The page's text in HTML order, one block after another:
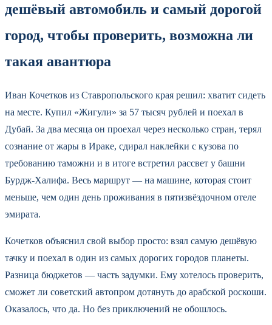
дешёвый автомобиль и самый дорогой
город, чтобы проверить, возможна ли
такая авантюра
Иван Кочетков из Ставропольского края решил: хватит сидеть
на месте. Купил «Жигули» за 57 тысяч рублей и поехал в
Дубай. За два месяца он проехал через несколько стран, терял
сознание от жары в Ираке, сдирал наклейки с кузова по
требованию таможни и в итоге встретил рассвет у башни
Бурдж-Халифа. Весь маршрут — на машине, которая стоит
меньше, чем один день проживания в пятизвёздочном отеле
эмирата.
Кочетков объяснил свой выбор просто: взял самую дешёвую
тачку и поехал в один из самых дорогих городов планеты.
Разница бюджетов — часть задумки. Ему хотелось проверить,
сможет ли советский автопром дотянуть до арабской роскоши.
Оказалось, что да. Но без приключений не обошлось.